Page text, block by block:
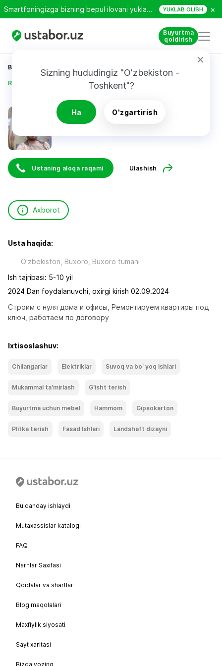
Smartfoningizga bizning bepul ilovani yuklab oling! YUKLAB OLISH ×
Buyurtma
qoldirish
Sizning hududingiz "O'zbekiston -
Toshkent"?
Ha O'zgartirish
Bosh sahifa
Radmir Rafikovich
Radmir Rafikovich
Ustaning aloqa raqami Ulashish
Axborot
Usta haqida:
O'zbekiston, Buxoro, Buxoro tumani
Ish tajribasi: 5-10 yil
2024 Dan foydalanuvchi, oxirgi kirish 02.09.2024
Строим с нуля дома и офисы, Ремонтируем квартиры под
ключ, работаем по договору
Ixtisoslashuv:
Chilangarlar Elektriklar Suvoq va bo`yoq ishlari
Mukammal ta'mirlash G'isht terish
Buyurtma uchun mebel Hammom Gipsokarton
Plitka terish Fasad Ishlari Landshaft dizayni
Bu qanday ishlaydi
Mutaxassislar katalogi
FAQ
Narhlar Saxifasi
Qoidalar va shartlar
Blog maqolalari
Maxfiylik siyosati
Sayt xaritasi
Bizga yozing